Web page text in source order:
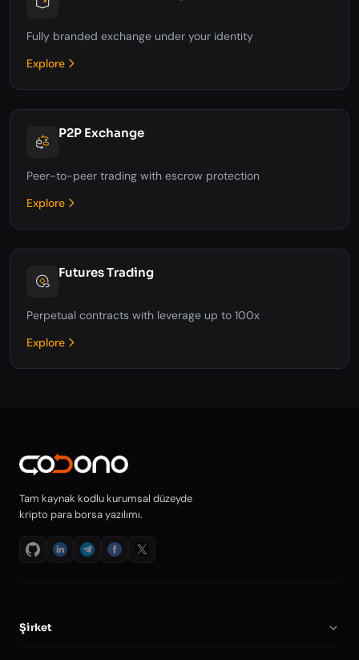
Fully branded exchange under your identity
Explore
P2P Exchange
Peer-to-peer trading with escrow protection
Explore
Futures Trading
Perpetual contracts with leverage up to 100x
Explore
Tam kaynak kodlu kurumsal düzeyde
kripto para borsa yazılımı.
Şirket